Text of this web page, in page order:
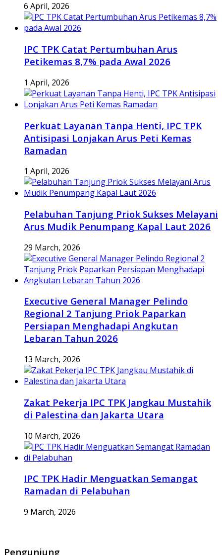
6 April, 2026
IPC TPK Catat Pertumbuhan Arus
Petikemas 8,7% pada Awal 2026
1 April, 2026
Perkuat Layanan Tanpa Henti, IPC TPK
Antisipasi Lonjakan Arus Peti Kemas
Ramadan
1 April, 2026
Pelabuhan Tanjung Priok Sukses Melayani
Arus Mudik Penumpang Kapal Laut 2026
29 March, 2026
Executive General Manager Pelindo
Regional 2 Tanjung Priok Paparkan
Persiapan Menghadapi Angkutan
Lebaran Tahun 2026
13 March, 2026
Zakat Pekerja IPC TPK Jangkau Mustahik
di Palestina dan Jakarta Utara
10 March, 2026
IPC TPK Hadir Menguatkan Semangat
Ramadan di Pelabuhan
9 March, 2026
Pengunjung